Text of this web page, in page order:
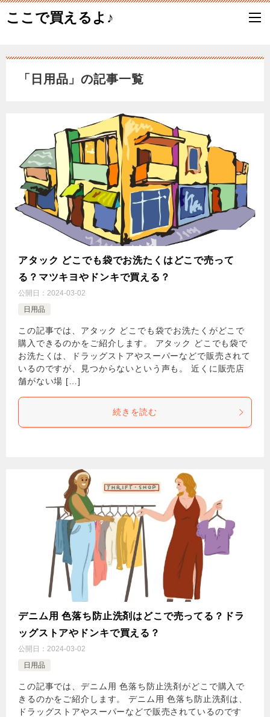
ここで買えるよ♪
「日用品」の記事一覧
アタック どこでも袋でお洗たくはどこで売って
る？マツキヨやドンキで買える？
公開日： 2024-03-02
日用品
この記事では、アタック どこでも袋でお洗たくがどこで
購入できるのかをご紹介します。 アタック どこでも袋で
お洗たくは、ドラッグストアやスーパーなどで販売されて
いるのですが、見つからないという声も。 近くに販売店
舗がない場 […]
続きを読む
デニム用 色落ち防止洗剤はどこで売ってる？ドラ
ッグストアやドンキで買える？
公開日： 2024-03-02
日用品
この記事では、デニム用 色落ち防止洗剤がどこで購入で
きるのかをご紹介します。 デニム用 色落ち防止洗剤は、
ドラッグストアやスーパーなどで販売されているのです